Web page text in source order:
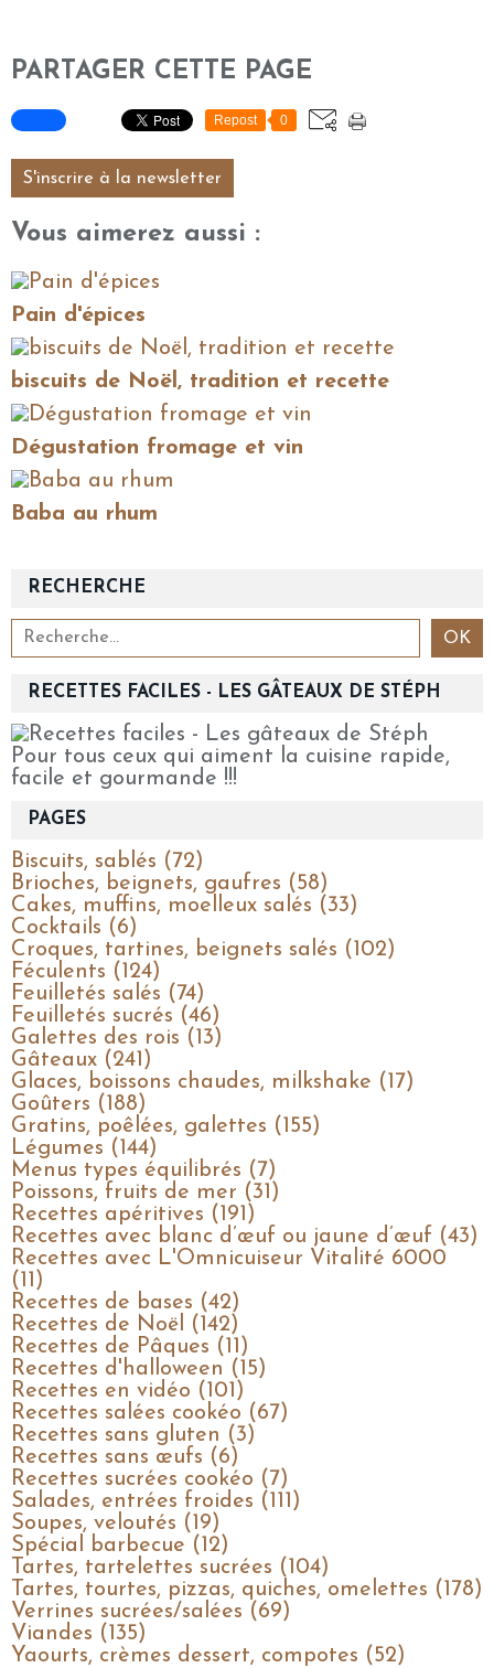
PARTAGER CETTE PAGE
Repost 0
S'inscrire à la newsletter
Vous aimerez aussi :
Pain d'épices
biscuits de Noël, tradition et recette
Dégustation fromage et vin
Baba au rhum
RECHERCHE
RECETTES FACILES - LES GÂTEAUX DE STÉPH
Pour tous ceux qui aiment la cuisine rapide,
facile et gourmande !!!
PAGES
Biscuits, sablés (72)
Brioches, beignets, gaufres (58)
Cakes, muffins, moelleux salés (33)
Cocktails (6)
Croques, tartines, beignets salés (102)
Féculents (124)
Feuilletés salés (74)
Feuilletés sucrés (46)
Galettes des rois (13)
Gâteaux (241)
Glaces, boissons chaudes, milkshake (17)
Goûters (188)
Gratins, poêlées, galettes (155)
Légumes (144)
Menus types équilibrés (7)
Poissons, fruits de mer (31)
Recettes apéritives (191)
Recettes avec blanc d’œuf ou jaune d’œuf (43)
Recettes avec L'Omnicuiseur Vitalité 6000
(11)
Recettes de bases (42)
Recettes de Noël (142)
Recettes de Pâques (11)
Recettes d'halloween (15)
Recettes en vidéo (101)
Recettes salées cookéo (67)
Recettes sans gluten (3)
Recettes sans œufs (6)
Recettes sucrées cookéo (7)
Salades, entrées froides (111)
Soupes, veloutés (19)
Spécial barbecue (12)
Tartes, tartelettes sucrées (104)
Tartes, tourtes, pizzas, quiches, omelettes (178)
Verrines sucrées/salées (69)
Viandes (135)
Yaourts, crèmes dessert, compotes (52)